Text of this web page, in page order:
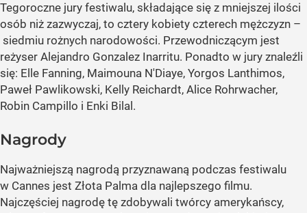
Tegoroczne jury festiwalu, składające się z mniejszej ilości
osób niż zazwyczaj, to cztery kobiety czterech mężczyzn –
siedmiu rożnych narodowości. Przewodniczącym jest
reżyser Alejandro Gonzalez Inarritu. Ponadto w jury znaleźli
się: Elle Fanning, Maimouna N'Diaye, Yorgos Lanthimos,
Paweł Pawlikowski, Kelly Reichardt, Alice Rohrwacher,
Robin Campillo i Enki Bilal.
Nagrody
Najważniejszą nagrodą przyznawaną podczas festiwalu
w Cannes jest Złota Palma dla najlepszego filmu.
Najczęściej nagrodę tę zdobywali twórcy amerykańscy,